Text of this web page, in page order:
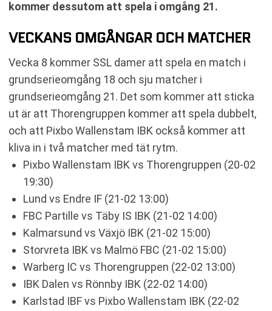
kommer dessutom att spela i omgång 21.
VECKANS OMGÅNGAR OCH MATCHER
Vecka 8 kommer SSL damer att spela en match i
grundserieomgång 18 och sju matcher i
grundserieomgång 21. Det som kommer att sticka
ut är att Thorengruppen kommer att spela dubbelt,
och att Pixbo Wallenstam IBK också kommer att
kliva in i två matcher med tät rytm.
Pixbo Wallenstam IBK vs Thorengruppen (20-02
19:30)
Lund vs Endre IF (21-02 13:00)
FBC Partille vs Täby IS IBK (21-02 14:00)
Kalmarsund vs Växjö IBK (21-02 15:00)
Storvreta IBK vs Malmö FBC (21-02 15:00)
Warberg IC vs Thorengruppen (22-02 13:00)
IBK Dalen vs Rönnby IBK (22-02 14:00)
Karlstad IBF vs Pixbo Wallenstam IBK (22-02